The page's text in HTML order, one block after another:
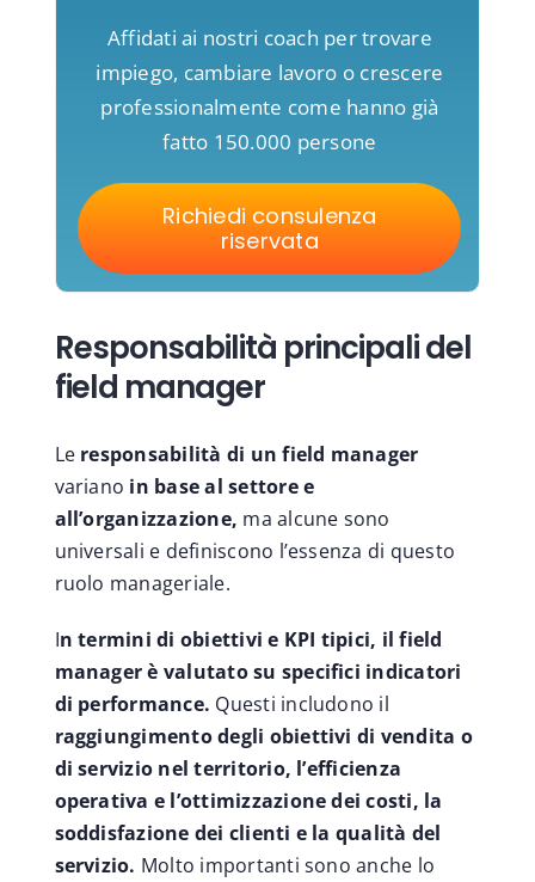
Affidati ai nostri coach per trovare
impiego, cambiare lavoro o crescere
professionalmente come hanno già
fatto 150.000 persone
Richiedi consulenza
riservata
Responsabilità principali del
field manager
Le responsabilità di un field manager
variano in base al settore e
all’organizzazione, ma alcune sono
universali e definiscono l’essenza di questo
ruolo manageriale.
In termini di obiettivi e KPI tipici, il field
manager è valutato su specifici indicatori
di performance. Questi includono il
raggiungimento degli obiettivi di vendita o
di servizio nel territorio, l’efficienza
operativa e l’ottimizzazione dei costi, la
soddisfazione dei clienti e la qualità del
servizio. Molto importanti sono anche lo